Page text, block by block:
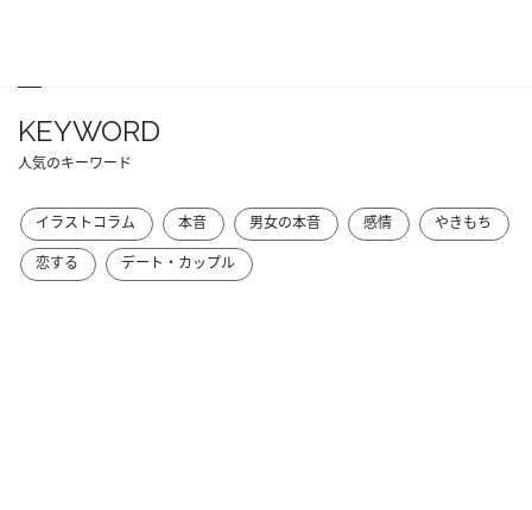
KEYWORD
人気のキーワード
イラストコラム 本音 男女の本音 感情
やきもち
恋する
デート・カップル